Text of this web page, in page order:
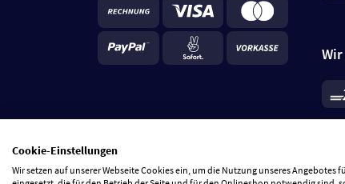
*
je
Cookie-Einstellungen
Wir setzen auf unserer Webseite Cookies ein, um die Nutzung unseres Angebotes